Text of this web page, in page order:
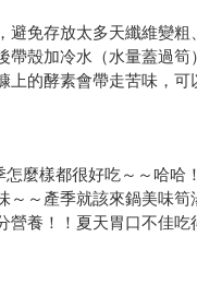
避免存放太多天纖維變
帶殼加冷水（水量蓋過
的酵素會帶走苦味，可
麼樣都很好吃～～哈哈！
～產季就該來鍋美味筍
養！！夏天胃口不佳吃